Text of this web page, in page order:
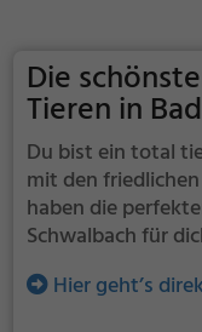
Die
Tieren in
Du bist ein total
mit den
haben die
Schwalbach für
Hier geht’s